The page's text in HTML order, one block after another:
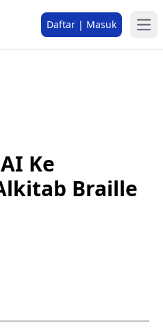
Daftar | Masuk
Ke
Braille